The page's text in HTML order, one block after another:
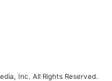
Inc. All Rights Reserved.